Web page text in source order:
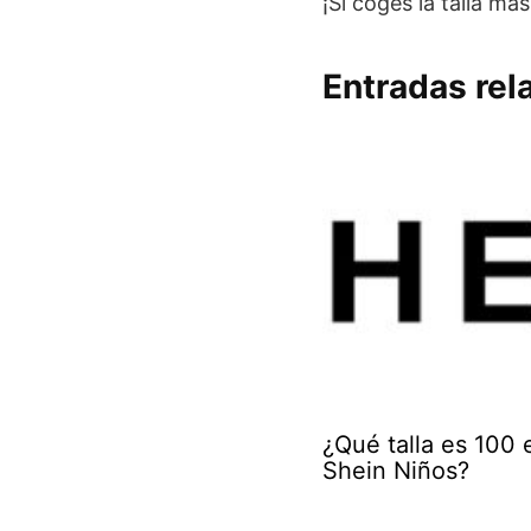
Entradas
¿Qué talla es 100
Shein Niños?